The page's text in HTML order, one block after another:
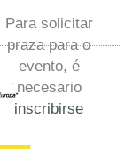
Para solicitar
praza para o
evento, é
necesario
inscribirse